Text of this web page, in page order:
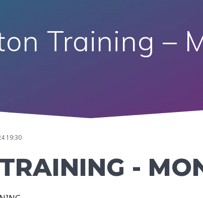
Training –
19:30
-